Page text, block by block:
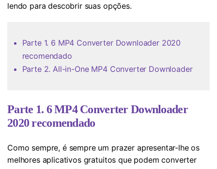
lendo para descobrir suas opções.
Parte 1. 6 MP4 Converter Downloader 2020
recomendado
Parte 2. All-in-One MP4 Converter Downloader
Parte 1. 6 MP4 Converter Downloader
2020 recomendado
Como sempre, é sempre um prazer apresentar-lhe os
melhores aplicativos gratuitos que podem converter